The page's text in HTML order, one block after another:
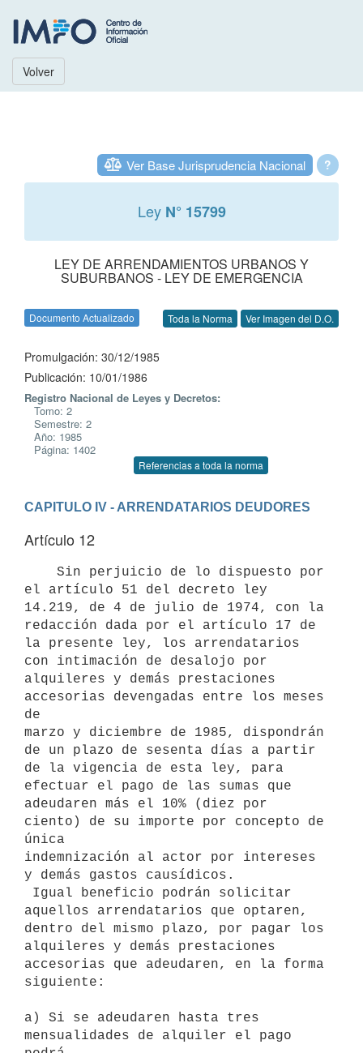
Volver
?
Ver Base Jurisprudencia Nacional
Ley N° 15799
LEY DE ARRENDAMIENTOS URBANOS Y
SUBURBANOS - LEY DE EMERGENCIA
Documento Actualizado Toda la Norma Ver Imagen del D.O.
Promulgación: 30/12/1985
Publicación: 10/01/1986
Registro Nacional de Leyes y Decretos:
Tomo: 2
Semestre: 2
Año: 1985
Página: 1402
Referencias a toda la norma
CAPITULO IV - ARRENDATARIOS DEUDORES
Artículo 12
el artículo 51 del decreto ley
14.219, de 4 de julio de 1974, con la
redacción dada por el artículo 17 de
la presente ley, los arrendatarios
con intimación de desalojo por
alquileres y demás prestaciones
accesorias devengadas entre los meses
de
marzo y diciembre de 1985, dispondrán
de un plazo de sesenta días a partir
de la vigencia de esta ley, para
efectuar el pago de las sumas que
adeudaren más el 10% (diez por
ciento) de su importe por concepto de
única
indemnización al actor por intereses
y demás gastos causídicos.
aquellos arrendatarios que optaren,
dentro del mismo plazo, por pagar los
alquileres y demás prestaciones
accesorias que adeudaren, en la forma
siguiente:
a) Si se adeudaren hasta tres
mensualidades de alquiler el pago